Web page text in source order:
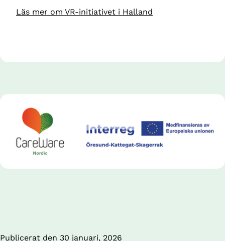
Läs mer om VR-initiativet i Halland
Publicerat den 30 januari, 2026